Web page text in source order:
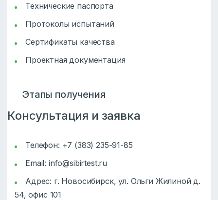
Технические паспорта
Протоколы испытаний
Сертификаты качества
Проектная документация
Этапы получения
Консультация и заявка
Телефон: +7 (383) 235-91-85
Email: info@sibirtest.ru
Адрес: г. Новосибирск, ул. Ольги Жилиной д.
54, офис 101